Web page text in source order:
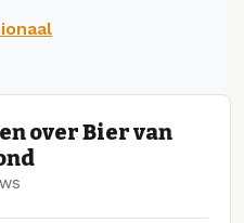
over Bier van